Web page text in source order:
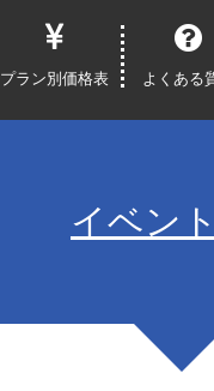
プラン別価格表 よくある
イベン